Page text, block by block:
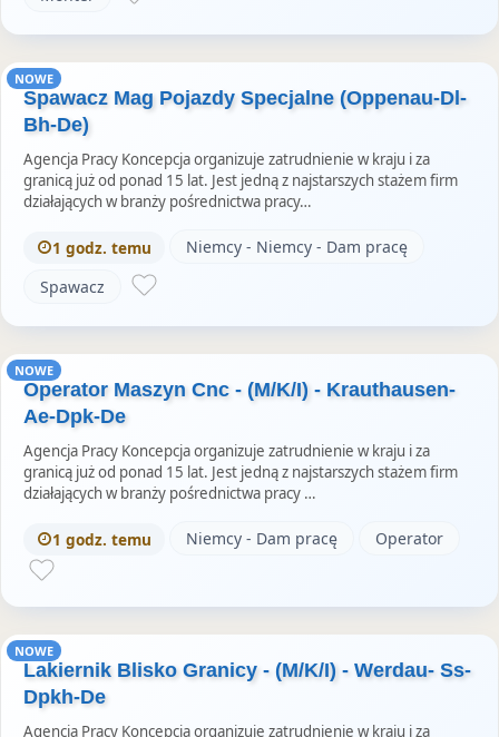
NOWE
Spawacz Mag Pojazdy Specjalne (Oppenau-Dl-
Bh-De)
Agencja Pracy Koncepcja organizuje zatrudnienie w kraju i za
granicą już od ponad 15 lat. Jest jedną z najstarszych stażem firm
działających w branży pośrednictwa pracy…
1 godz. temu
Niemcy - Niemcy - Dam pracę
Spawacz
NOWE
Operator Maszyn Cnc - (M/K/I) - Krauthausen-
Ae-Dpk-De
Agencja Pracy Koncepcja organizuje zatrudnienie w kraju i za
granicą już od ponad 15 lat. Jest jedną z najstarszych stażem firm
działających w branży pośrednictwa pracy …
1 godz. temu Niemcy - Dam pracę Operator
NOWE
Lakiernik Blisko Granicy - (M/K/I) - Werdau- Ss-
Dpkh-De
Agencja Pracy Koncepcja organizuje zatrudnienie w kraju i za